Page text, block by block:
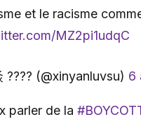
et le racisme
MZ2pi1udqC
???? (@xinyanluvsu) 6
parler de la